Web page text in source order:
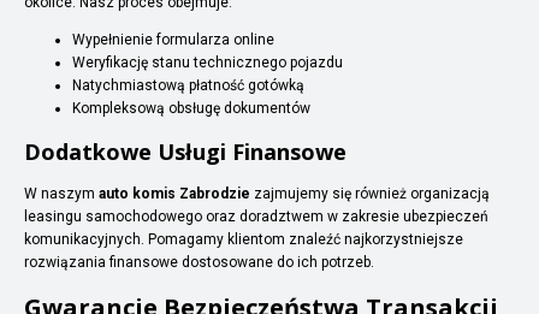
Wypełnienie formularza online
Weryfikację stanu technicznego pojazdu
Natychmiastową płatność gotówką
Kompleksową obsługę dokumentów
Dodatkowe Usługi Finansowe
W naszym auto komis Zabrodzie zajmujemy się również organizacją
leasingu samochodowego oraz doradztwem w zakresie ubezpieczeń
komunikacyjnych. Pomagamy klientom znaleźć najkorzystniejsze
rozwiązania finansowe dostosowane do ich potrzeb.
Gwarancje Bezpieczeństwa Transakcji